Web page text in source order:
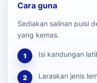
Cara guna
Sediakan salinan puisi
yang kemas.
1 Isi kandungan
2
Laraskan jenis